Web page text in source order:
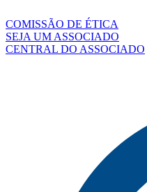
COMISSÃO DE ÉTICA
SEJA UM ASSOCIADO
CENTRAL DO ASSOCIADO